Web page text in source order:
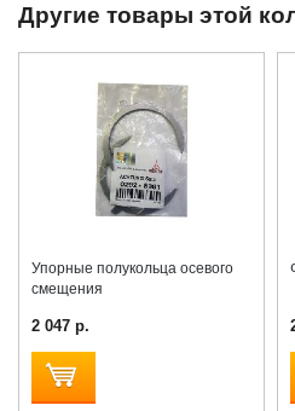
Другие товары этой
Упорные полукольца осевого
смещения
2 047 р.